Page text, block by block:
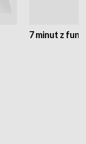
7 minut z